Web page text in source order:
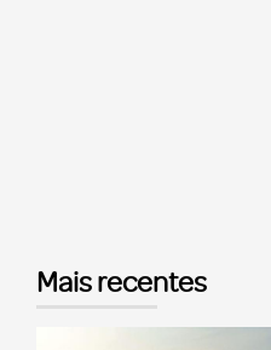
Mais recentes